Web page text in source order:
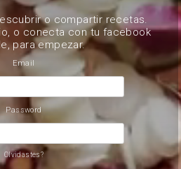
o compartir recetas.
o conecta con tu facebook
para empezar.
Email
Password
Olvidastes?